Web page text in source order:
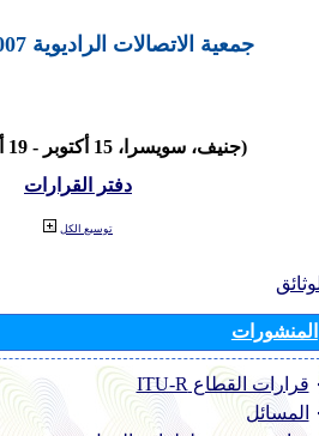
جمعية الاتصالات الراديوية 2007 (RA-07)
(جنيف، سويسرا، 15 أكتوبر - 19 أكتوبر 2007)
دفتر القرارات
توسيع الكل
المنشورات
قرارات القطاع ‏ITU-R
المسائل